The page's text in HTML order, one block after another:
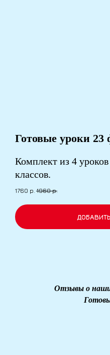
Готовые уроки 23
Комплект из 4
классов.
1760 р. 1960 р.
Отзывы о